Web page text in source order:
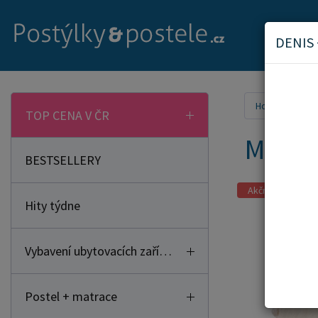
TOP CENA V ČR
BESTSELLERY
Hity týdne
Vybavení ubytovacích zařízení
Postel + matrace
Home
Akční zboží
DENIS